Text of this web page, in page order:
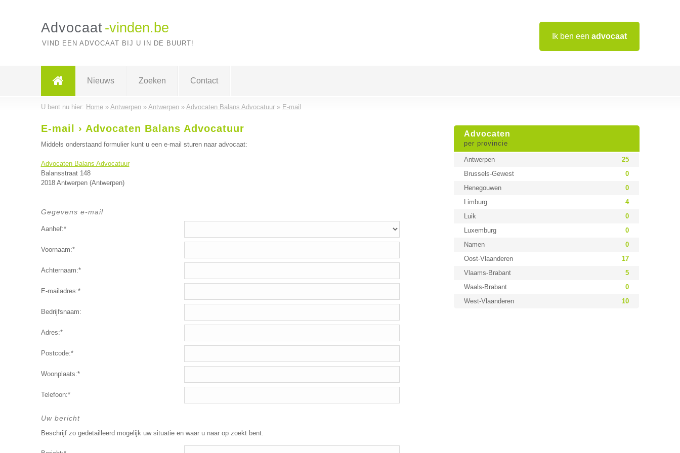
Ik ben een advocaat
Advocaat -vinden.be
VIND EEN ADVOCAAT BIJ U IN DE BUURT!
Nieuws Zoeken Contact
U bent nu hier: Home» Antwerpen» Antwerpen» Advocaten Balans Advocatuur» E-mail
Advocaten
per provincie
Antwerpen
25
Brussels-Gewest
0
Henegouwen
0
Limburg
4
Luik
0
Luxemburg
0
Namen
0
Oost-Vlaanderen
17
Vlaams-Brabant
5
Waals-Brabant
0
West-Vlaanderen
10
E-mail › Advocaten Balans Advocatuur
Middels onderstaand formulier kunt u een e-mail sturen naar advocaat:
Advocaten Balans Advocatuur
Balansstraat 148
2018 Antwerpen (Antwerpen)
Gegevens e-mail
Aanhef:*
Voornaam:*
Achternaam:*
E-mailadres:*
Bedrijfsnaam:
Adres:*
Postcode:*
Woonplaats:*
Telefoon:*
Uw bericht
Beschrijf zo gedetailleerd mogelijk uw situatie en waar u naar op zoekt bent.